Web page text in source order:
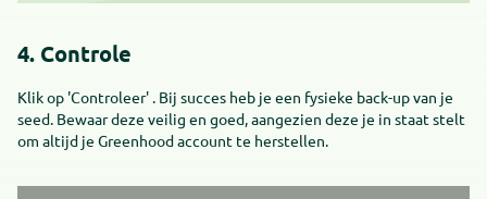
4. Controle
Klik op 'Controleer' . Bij succes heb je een fysieke back-up van je
seed. Bewaar deze veilig en goed, aangezien deze je in staat stelt
om altijd je Greenhood account te herstellen.